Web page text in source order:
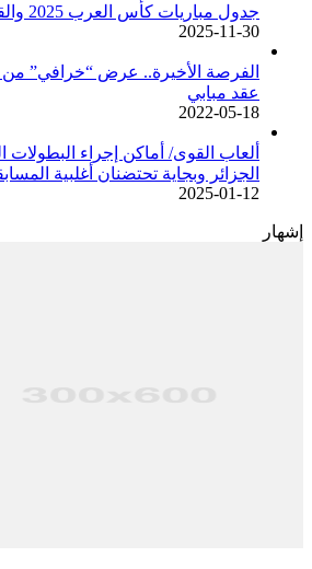
جدول مباريات كأس العرب 2025 والقنوات الناقلة المفتوحة
2025-11-30
الفرصة الأخيرة.. عرض “خرافي”
عقد مبابي
2022-05-18
الجزائر وبجاية تحتضنان أغلبية
2025-01-12
إشهار